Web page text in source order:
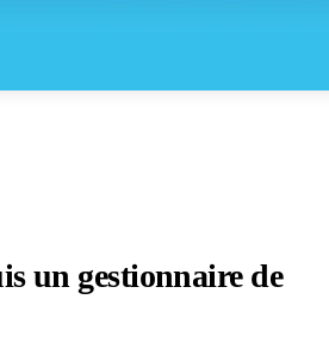
un gestionnaire de